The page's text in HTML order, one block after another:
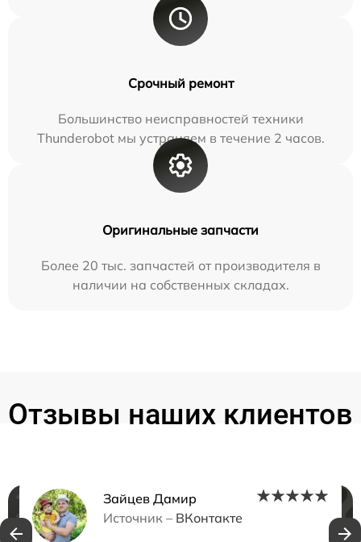
Срочный ремонт
Большинство неисправностей техники
Thunderobot мы устраняем в течение 2 часов.
Оригинальные запчасти
Более 20 тыс. запчастей от производителя в
наличии на собственных складах.
Отзывы наших клиентов
Зайцев Дамир
Источник – ВКонтакте
Нужна консультация?